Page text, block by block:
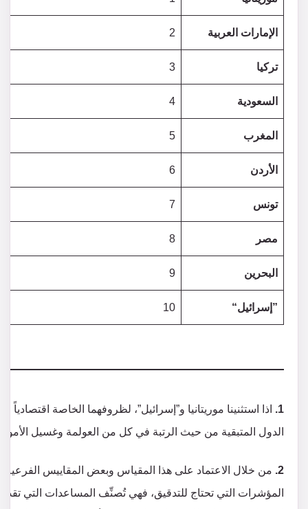
الإمارات العربية 2
تركيا 3
السعودية 4
المغرب 5
الأردن 6
تونس 7
مصر 8
البحرين 9
”إسرائيل“ 10
1.
اذا استثنينا موريتانيا و”إسرائيل”، لظروفهما الخاصة
الدول المتبقية من حيث الرتبة في كل من العولمة وغسيل
2. من خلال الاعتماد على هذا المقياس وبعض المقاييس الفرعية
المؤشرات التي تحتاج للتدقيق، فهي تُصنِّف المساعدات التي